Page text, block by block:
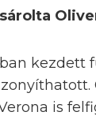
kezdett
is